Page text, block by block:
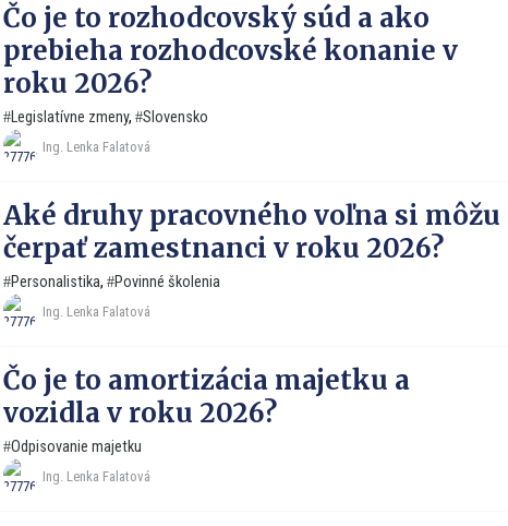
Čo je to rozhodcovský súd a ako
prebieha rozhodcovské konanie v
roku 2026?
Legislatívne zmeny, Slovensko
Ing. Lenka Falatová
Aké druhy pracovného voľna si môžu
čerpať zamestnanci v roku 2026?
Personalistika, Povinné školenia
Ing. Lenka Falatová
Čo je to amortizácia majetku a
vozidla v roku 2026?
Odpisovanie majetku
Ing. Lenka Falatová